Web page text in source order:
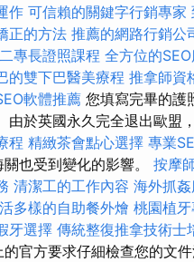
作 可信賴的關鍵字行銷專家
正的方法 推薦的網路行銷公
專長證照課程 全方位的
的雙下巴醫美療程 推拿師資
軟體推薦 您填寫完畢的護
由於英國永久完全退出歐盟
程 精緻茶會點心選擇 專業
也受到變化的影響。 按摩
清潔工的工作內容 海外抓
多樣的自助餐外燴 桃園植
牙選擇 傳統整復推拿技術士
官方要求仔細檢查您的文件